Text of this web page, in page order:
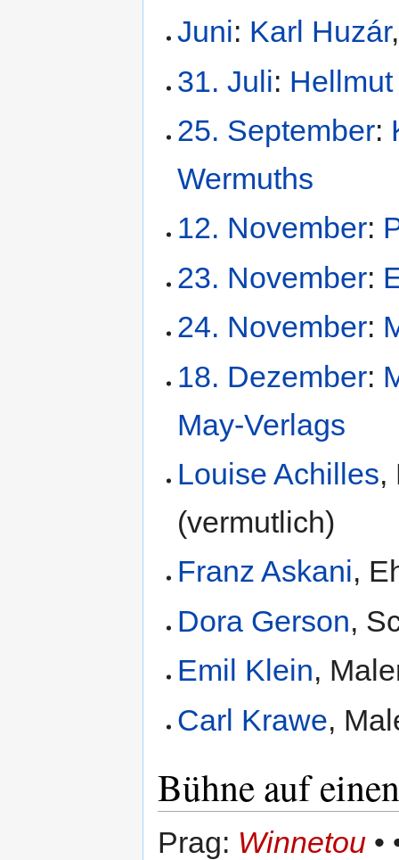
Juni: Karl Huzár
31. Juli:
25. September:
Wermuths
12. November:
23. November:
24. November:
18. Dezember:
May-Verlags
Louise Achilles,
(vermutlich)
Franz Askani,
Dora Gerson,
Emil Klein,
Carl Krawe,
Bühne auf
Prag: Winnetou •